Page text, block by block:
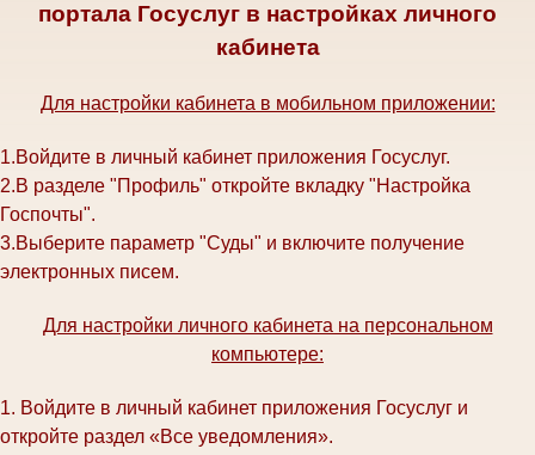
портала Госуслуг в настройках личного
кабинета
Для настройки кабинета в мобильном приложении:
1.Войдите в личный кабинет приложения Госуслуг.
2.В разделе "Профиль" откройте вкладку "Настройка
Госпочты".
3.Выберите параметр "Суды" и включите получение
электронных писем.
Для настройки личного кабинета на персональном
компьютере:
1. Войдите в личный кабинет приложения Госуслуг и
откройте раздел «Все уведомления».